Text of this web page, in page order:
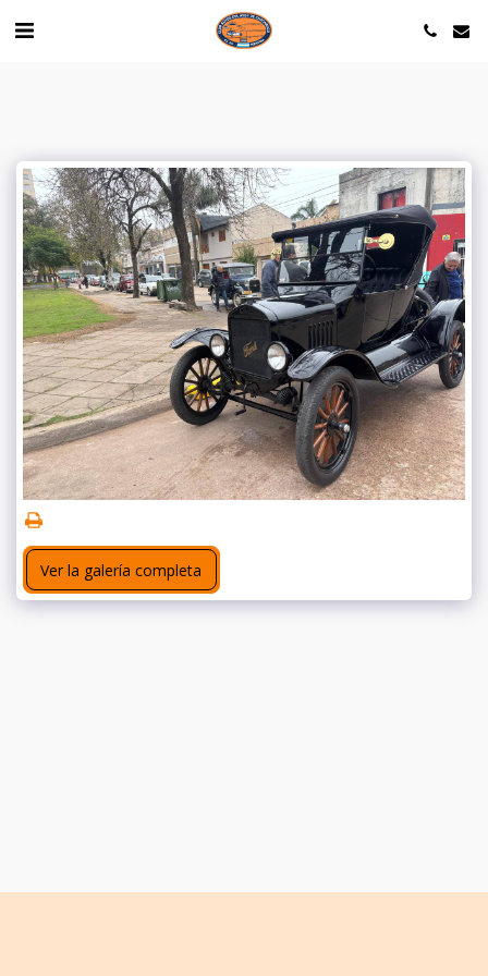
Ver la galería completa